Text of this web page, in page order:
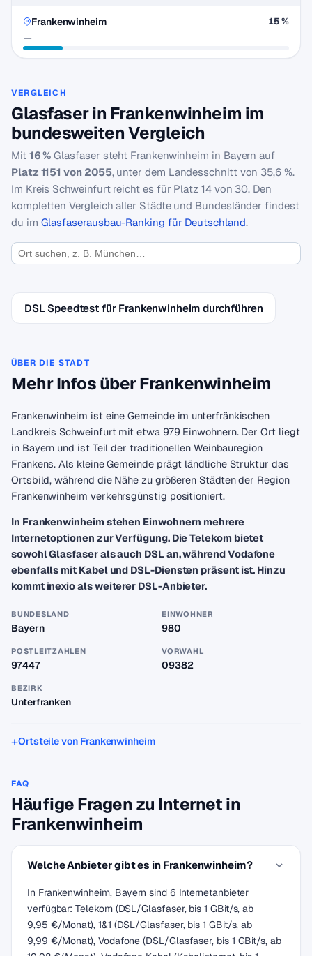
Frankenwinheim
—
15 %
VERGLEICH
Glasfaser in Frankenwinheim im
bundesweiten Vergleich
Mit 16 % Glasfaser steht Frankenwinheim in Bayern auf
Platz 1151 von 2055, unter dem Landesschnitt von 35,6 %.
Im Kreis Schweinfurt reicht es für Platz 14 von 30. Den
kompletten Vergleich aller Städte und Bundesländer findest
du im Glasfaserausbau-Ranking für Deutschland.
DSL Speedtest für Frankenwinheim durchführen
ÜBER DIE STADT
Mehr Infos über Frankenwinheim
Frankenwinheim ist eine Gemeinde im unterfränkischen
Landkreis Schweinfurt mit etwa 979 Einwohnern. Der Ort liegt
in Bayern und ist Teil der traditionellen Weinbauregion
Frankens. Als kleine Gemeinde prägt ländliche Struktur das
Ortsbild, während die Nähe zu größeren Städten der Region
Frankenwinheim verkehrsgünstig positioniert.
In Frankenwinheim stehen Einwohnern mehrere
Internetoptionen zur Verfügung. Die Telekom bietet
sowohl Glasfaser als auch DSL an, während Vodafone
ebenfalls mit Kabel und DSL-Diensten präsent ist. Hinzu
kommt inexio als weiterer DSL-Anbieter.
BUNDESLAND
Bayern
EINWOHNER
980
POSTLEITZAHLEN
97447
VORWAHL
09382
BEZIRK
Unterfranken
Ortsteile von Frankenwinheim
FAQ
Häufige Fragen zu Internet in
Frankenwinheim
Welche Anbieter gibt es in Frankenwinheim?
In Frankenwinheim, Bayern sind 6 Internetanbieter
verfügbar: Telekom (DSL/Glasfaser, bis 1 GBit/s, ab
9,95 €/Monat), 1&1 (DSL/Glasfaser, bis 1 GBit/s, ab
9,99 €/Monat), Vodafone (DSL/Glasfaser, bis 1 GBit/s, ab